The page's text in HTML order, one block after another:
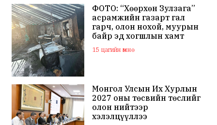
ФОТО: “Хөөрхөн Зулзага”
асрамжийн газарт гал
гарч, олон нохой, муурын
байр эд хогшлын хамт
шатжээ
15 цагийн өмнө
Монгол Улсын Их Хурлын
2027 оны төсвийн төслийг
олон нийтээр
хэлэлцүүллээ